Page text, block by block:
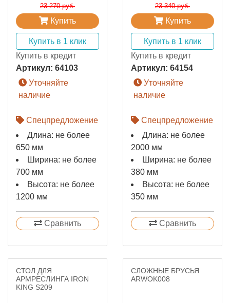
23 270 руб.
Купить
Купить в 1 клик
Купить в кредит
Артикул: 64103
Уточняйте
наличие
Спецпредложение
Длина: не более
650 мм
Ширина: не более
700 мм
Высота: не более
1200 мм
Сравнить
23 340 руб.
Купить
Купить в 1 клик
Купить в кредит
Артикул: 64154
Уточняйте
наличие
Спецпредложение
Длина: не более
2000 мм
Ширина: не более
380 мм
Высота: не более
350 мм
Сравнить
СТОЛ ДЛЯ
АРМРЕСЛИНГА IRON
KING S209
СЛОЖНЫЕ БРУСЬЯ
ARWOK008